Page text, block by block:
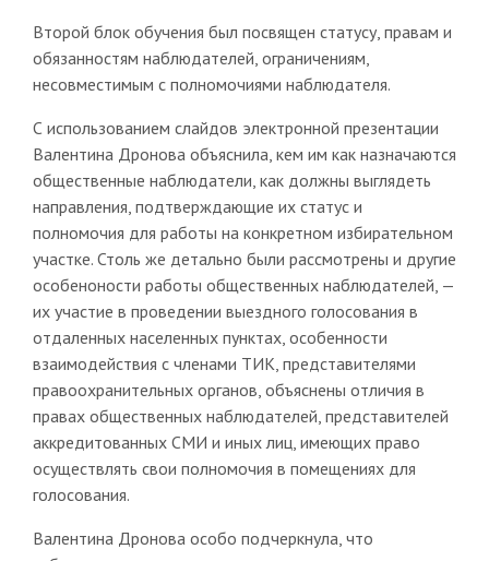
Второй блок обучения был посвящен статусу, правам и
обязанностям наблюдателей, ограничениям,
несовместимым с полномочиями наблюдателя.
С использованием слайдов электронной презентации
Валентина Дронова объяснила, кем им как назначаются
общественные наблюдатели, как должны выглядеть
направления, подтверждающие их статус и
полномочия для работы на конкретном избирательном
участке. Столь же детально были рассмотрены и другие
особеноности работы общественных наблюдателей, —
их участие в проведении выездного голосования в
отдаленных населенных пунктах, особенности
взаимодействия с членами ТИК, представителями
правоохранительных органов, объяснены отличия в
правах общественных наблюдателей, представителей
аккредитованных СМИ и иных лиц, имеющих право
осуществлять свои полномочия в помещениях для
голосования.
Валентина Дронова особо подчеркнула, что